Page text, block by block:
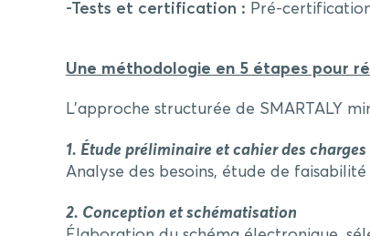
-Tests et certification : Pré-
Une méthodologie en 5 étapes pour
L’approche structurée de SMARTALY
1. Étude préliminaire et cahier des charges
Analyse des besoins, étude de
2. Conception et schématisation